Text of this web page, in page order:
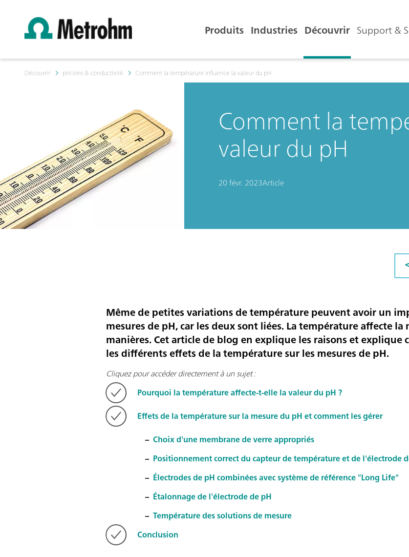
Produits Industries Découvrir Support &
Découvrir pH/ions & conductivité Comment la température influence la valeur du pH
Comment la
valeur du pH
20 févr. 2023Article
Même de petites variations de température peuvent avoir un
mesures de pH, car les deux sont liées. La température affecte
manières. Cet article de blog en explique les raisons et explique
les différents effets de la température sur les mesures de pH.
Cliquez pour accéder directement à un sujet :
Pourquoi la température affecte-t-elle la valeur du pH ?
Effets de la température sur la mesure du pH et comment les gérer
–Choix d'une membrane de verre appropriés
– Positionnement correct du capteur de température et de l'électrode
– Électrodes de pH combinées avec système de référence "Long Life"
– Étalonnage de l'électrode de pH
–Température des solutions de mesure
Conclusion